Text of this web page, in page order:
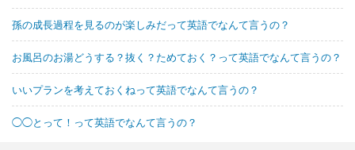
孫の成長過程を見るのが楽しみだって英語でなんて言うの？
お風呂のお湯どうする？抜く？ためておく？って英語でなんて言うの？
いいプランを考えておくねって英語でなんて言うの？
◯◯とって！って英語でなんて言うの？